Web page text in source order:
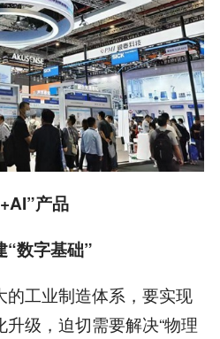
产品
数字基础”
工业制造体系，要实现
级，迫切需要解决“物理